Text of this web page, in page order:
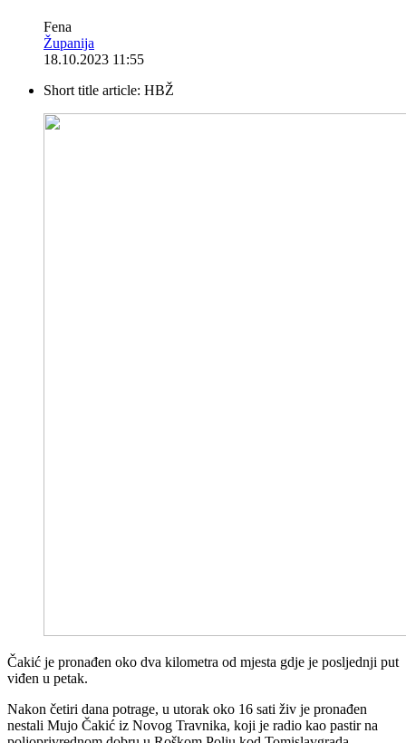
Fena
Županija
18.10.2023 11:55
Short title article: HBŽ
Čakić je pronađen oko dva kilometra od mjesta gdje je posljednji put
viđen u petak.
Nakon četiri dana potrage, u utorak oko 16 sati živ je pronađen
nestali Mujo Čakić iz Novog Travnika, koji je radio kao pastir na